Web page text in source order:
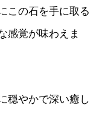
この石を手に取る
感覚が味わえま
穏やかで深い癒し